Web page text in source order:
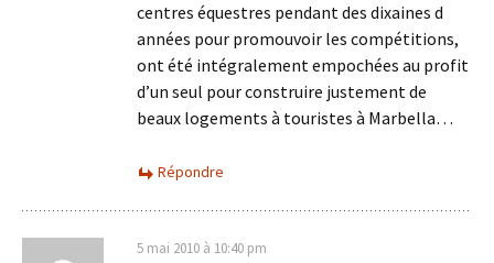
centres équestres pendant des dixaines d
années pour promouvoir les compétitions,
ont été intégralement empochées au profit
d’un seul pour construire justement de
beaux logements à touristes à Marbella…
Répondre
5 mai 2010 à 10:40 pm